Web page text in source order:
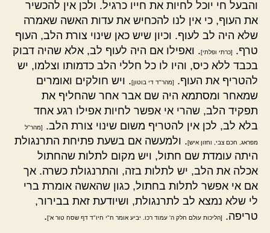
והבעל חי יוכל לחיות את חייו כרגיל. ולכן אין להכשיר
את העוף, כי אין לנו להכחיש את עדות האשה שאמרה
שלא היה לב לעוף. וכיון שיש כאן שינוי צורת הלב, העוף
טרף.
[כרתי ופלתי]. ואפילו אם היה לעוף לב, אלא שהיה דבוק
בכבד ללא כיס, והיו לו כל חללי הלב כדמותו וצלמו, יש
להטריף את העוף.
[מהר"ד די בוטון]. ויש חולקים ואומרים
שמאחר ומסתמא היה שם אבר אחר שהחליף את
תפקיד הלב, שהרי אי אפשר לחיות אפילו רגע אחד
בלא לב, לכן אין להטריף משום שינוי צורת הלב.
[מהר"ל
מפראג, חכם צבי, וחזון איש]. ולמעשה אם בשעת פתיחת התרנגולת
היתה עומדת שם חתול, ויש מקום לתלות שהחתול
אכלה את הלב, יש לתלות בזה, והתרנגולת כשרה. אך
אם אי אפשר לתלות בחתול, כגון שהאשה אומרת ברי
לי שלא נמצא לב לתרנגולת, ושיודעת זאת בבירור,
טריפה.
[הליכות עולם חלק ה' עמוד רכו. יביע אומר ח"י חיו"ד דף שסח טור א'].